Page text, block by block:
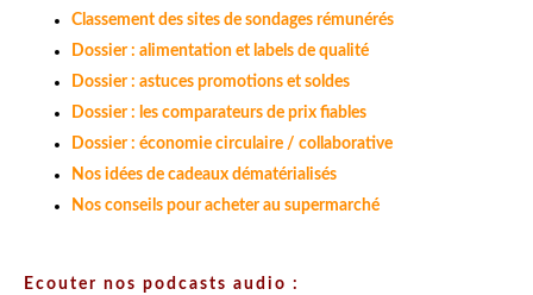
Classement des sites de sondages rémunérés
Dossier : alimentation et labels de qualité
Dossier : astuces promotions et soldes
Dossier : les comparateurs de prix fiables
Dossier : économie circulaire / collaborative
Nos idées de cadeaux dématérialisés
Nos conseils pour acheter au supermarché
Ecouter nos podcasts audio :